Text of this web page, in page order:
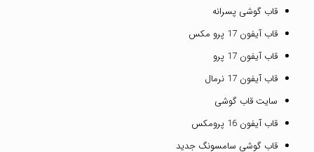
قاب گوشی پسرانه
قاب آیفون 17 پرو مکس
قاب آیفون 17 پرو
قاب آیفون 17 نرمال
سایت قاب گوشی
قاب آیفون 16 پرومکس
قاب گوشی سامسونگ جدید